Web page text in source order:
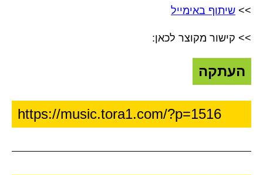
>> שיתוף באימייל
>> קישור מקוצר לכאן:
העתקה